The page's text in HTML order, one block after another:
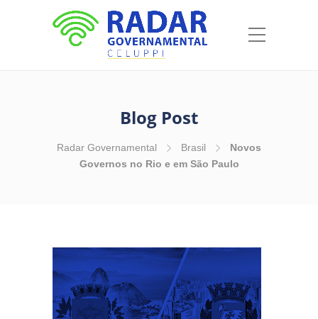
Blog Post
Radar Governamental Brasil
Novos
Governos no Rio e em São Paulo